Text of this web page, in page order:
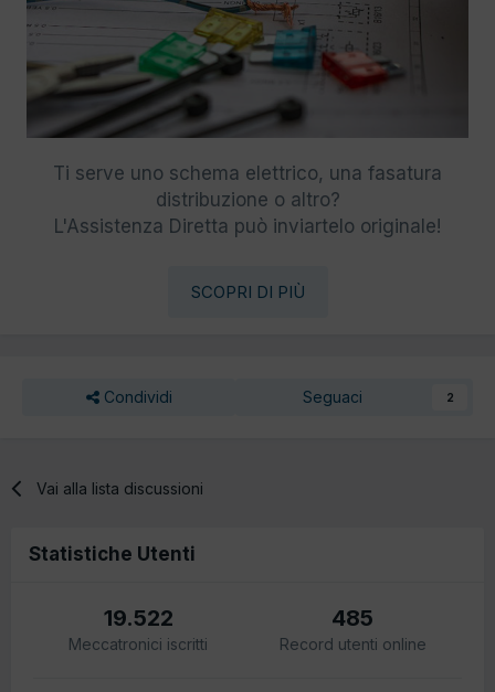
Ti serve uno schema elettrico, una fasatura
distribuzione o altro?
L'Assistenza Diretta può inviartelo originale!
SCOPRI DI PIÙ
Condividi Seguaci 2
Vai alla lista discussioni
Statistiche Utenti
19.522
Meccatronici iscritti
485
Record utenti online